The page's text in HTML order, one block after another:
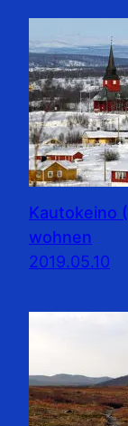
Kautokeino
wohnen
2019.05.10